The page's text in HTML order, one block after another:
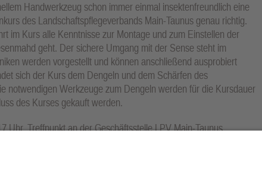
Handwerkzeug schon immer einmal insektenfreundlich eine
des Landschaftspflegeverbands Main-Taunus genau richtig.
im Kurs alle Kenntnisse zur Montage und zum Einstellen der
geht. Der sichere Umgang mit der Sense steht im
werden vorgestellt und können anschließend ausprobiert
sich der Kurs dem Dengeln und dem Schärfen des
notwendigen Werkzeuge zum Dengeln werden für die Kursdauer
des Kurses gekauft werden.
Uhr. Treffpunkt an der Geschäftsstelle LPV Main-Taunus,